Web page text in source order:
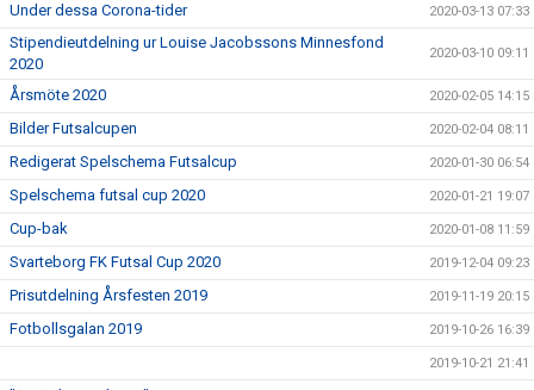
Under dessa Corona-tider 2020-03-13 07:33
Stipendieutdelning ur Louise Jacobssons Minnesfond
2020
2020-03-10 09:11
Årsmöte 2020 2020-02-05 14:15
Bilder Futsalcupen 2020-02-04 08:11
Redigerat Spelschema Futsalcup 2020-01-30 06:54
Spelschema futsal cup 2020 2020-01-21 19:07
Cup-bak 2020-01-08 11:59
Svarteborg FK Futsal Cup 2020 2019-12-04 09:23
Prisutdelning Årsfesten 2019 2019-11-19 20:15
Fotbollsgalan 2019 2019-10-26 16:39
2019-10-21 21:41